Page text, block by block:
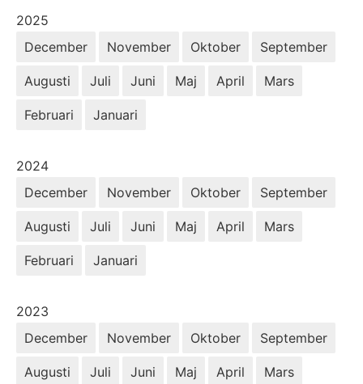
År:
2025
December
November Oktober September
Augusti Juli Juni Maj April Mars
Februari Januari
År:
2024
December
November Oktober September
Augusti Juli Juni Maj April Mars
Februari Januari
År:
2023
December
November Oktober September
Augusti Juli Juni Maj April Mars